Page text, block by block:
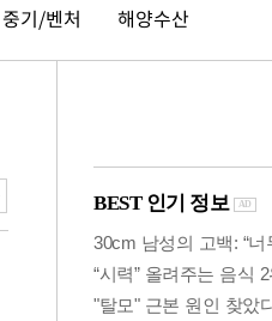
중기/벤처 해양수산